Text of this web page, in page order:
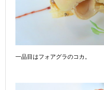
一品目はフォアグラのコカ。